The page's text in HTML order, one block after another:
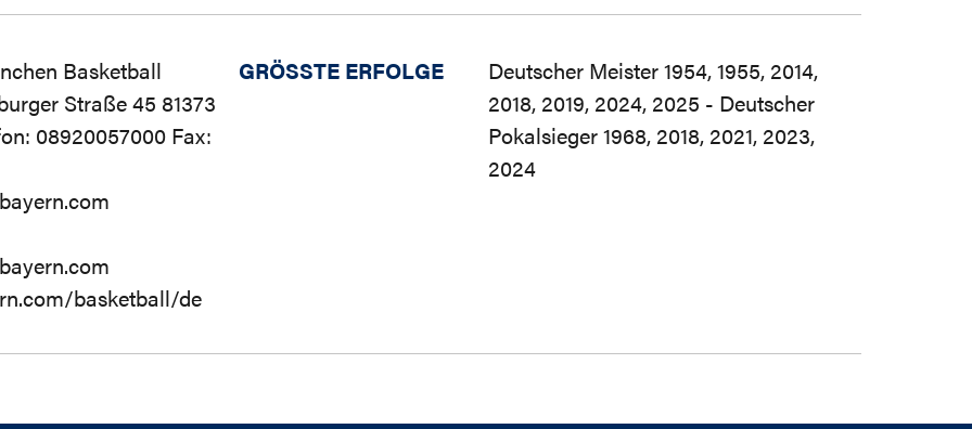
Basketball
Straße 45 81373
08920057000 Fax:
basketball/de
GRÖSSTE ERFOLGE
Deutscher Meister 1954, 1955, 2014,
2018, 2019, 2024, 2025 - Deutscher
Pokalsieger 1968, 2018, 2021, 2023,
2024